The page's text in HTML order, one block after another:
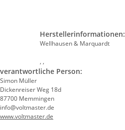
Herstellerinformationen:
Wellhausen & Marquardt
, ,
verantwortliche Person:
Simon Müller
Dickenreiser Weg 18d
87700 Memmingen
info@voltmaster.de
www.voltmaster.de